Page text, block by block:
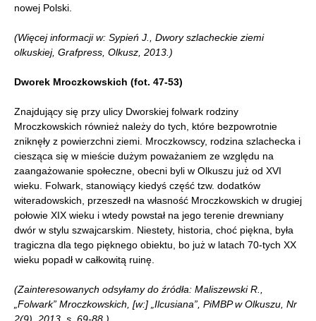
nowej Polski.
(Więcej informacji w: Sypień J., Dwory szlacheckie ziemi
olkuskiej, Grafpress, Olkusz, 2013.)
Dworek Mroczkowskich (fot. 47-53)
Znajdujący się przy ulicy Dworskiej folwark rodziny
Mroczkowskich również należy do tych, które bezpowrotnie
zniknęły z powierzchni ziemi. Mroczkowscy, rodzina szlachecka i
ciesząca się w mieście dużym poważaniem ze względu na
zaangażowanie społeczne, obecni byli w Olkuszu już od XVI
wieku. Folwark, stanowiący kiedyś część tzw. dodatków
witeradowskich, przeszedł na własność Mroczkowskich w drugiej
połowie XIX wieku i wtedy powstał na jego terenie drewniany
dwór w stylu szwajcarskim. Niestety, historia, choć piękna, była
tragiczna dla tego pięknego obiektu, bo już w latach 70-tych XX
wieku popadł w całkowitą ruinę.
(Zainteresowanych odsyłamy do źródła: Maliszewski R.,
„Folwark” Mroczkowskich, [w:] „Ilcusiana”, PiMBP w Olkuszu, Nr